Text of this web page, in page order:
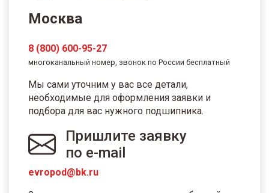
Москва
8 (800) 600-95-27
многоканальный номер, звонок по России бесплатный
Мы сами уточним у вас все детали,
необходимые для оформления заявки и
подбора для вас нужного подшипника.
Пришлите заявку
по e-mail
evropod@bk.ru